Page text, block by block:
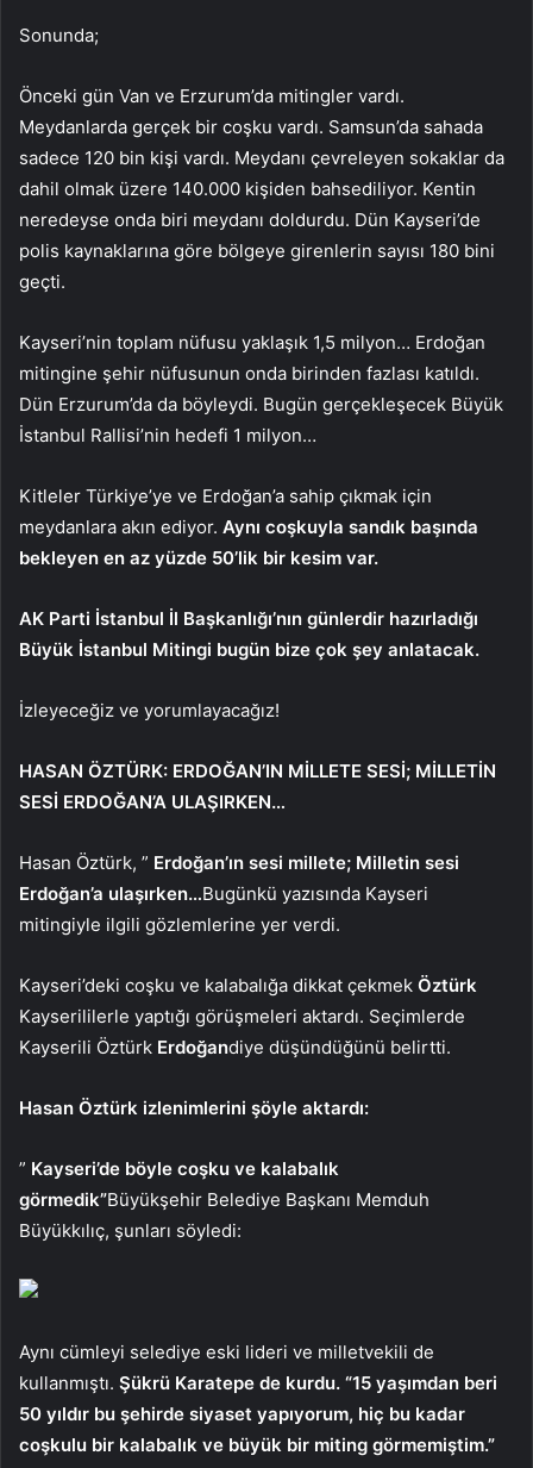
Sonunda;
Önceki gün Van ve Erzurum’da mitingler vardı.
Meydanlarda gerçek bir coşku vardı. Samsun’da sahada
sadece 120 bin kişi vardı. Meydanı çevreleyen sokaklar da
dahil olmak üzere 140.000 kişiden bahsediliyor. Kentin
neredeyse onda biri meydanı doldurdu. Dün Kayseri’de
polis kaynaklarına göre bölgeye girenlerin sayısı 180 bini
geçti.
Kayseri’nin toplam nüfusu yaklaşık 1,5 milyon… Erdoğan
mitingine şehir nüfusunun onda birinden fazlası katıldı.
Dün Erzurum’da da böyleydi. Bugün gerçekleşecek Büyük
İstanbul Rallisi’nin hedefi 1 milyon…
Kitleler Türkiye’ye ve Erdoğan’a sahip çıkmak için
meydanlara akın ediyor. Aynı coşkuyla sandık başında
bekleyen en az yüzde 50’lik bir kesim var.
AK Parti İstanbul İl Başkanlığı’nın günlerdir hazırladığı
Büyük İstanbul Mitingi bugün bize çok şey anlatacak.
İzleyeceğiz ve yorumlayacağız!
HASAN ÖZTÜRK: ERDOĞAN’IN MİLLETE SESİ; MİLLETİN
SESİ ERDOĞAN’A ULAŞIRKEN…
Hasan Öztürk, ” Erdoğan’ın sesi millete; Milletin sesi
Erdoğan’a ulaşırken…Bugünkü yazısında Kayseri
mitingiyle ilgili gözlemlerine yer verdi.
Kayseri’deki coşku ve kalabalığa dikkat çekmek Öztürk
Kayserililerle yaptığı görüşmeleri aktardı. Seçimlerde
Kayserili Öztürk Erdoğandiye düşündüğünü belirtti.
Hasan Öztürk izlenimlerini şöyle aktardı:
” Kayseri’de böyle coşku ve kalabalık
görmedik”Büyükşehir Belediye Başkanı Memduh
Büyükkılıç, şunları söyledi:
Aynı cümleyi selediye eski lideri ve milletvekili de
kullanmıştı. Şükrü Karatepe de kurdu. “15 yaşımdan beri
50 yıldır bu şehirde siyaset yapıyorum, hiç bu kadar
coşkulu bir kalabalık ve büyük bir miting görmemiştim.”